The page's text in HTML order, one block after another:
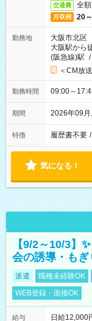
交通費 全
月収例 20
勤務地
大阪市北区
大阪駅から
(阪急線)駅 /
＜CM放
勤務時間 09:00～
期間 2026年09
特徴 履歴書不要 /
気になる！
【9/2～10/3】
会の誘導・もぎ
派遣 職種未経験OK
WEB登録・面接OK
給与
日給12,000